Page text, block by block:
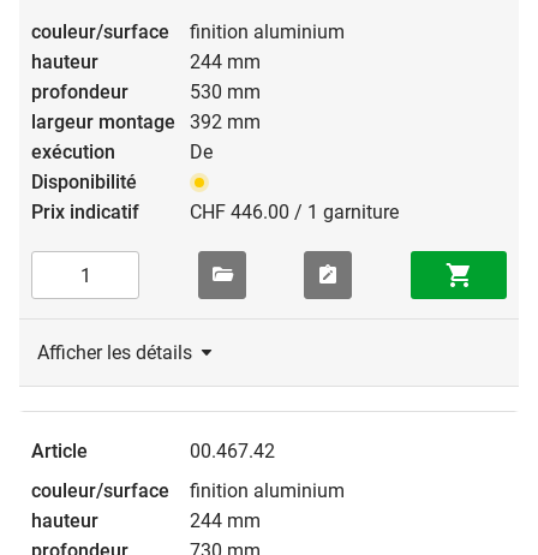
finition aluminium
244 mm
530 mm
392 mm
De
CHF 446.00 / 1 garniture
Afficher les détails
00.467.42
finition aluminium
244 mm